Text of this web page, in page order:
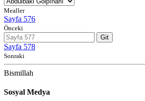
Mealler
Sayfa 576
Önceki
Git
Sayfa 578
Sonraki
Bismillah
Sosyal Medya